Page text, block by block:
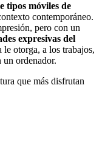
tipos móviles de
contemporáneo.
pero con un
expresivas del
otorga, a los trabajos,
un ordenador.
que más disfrutan